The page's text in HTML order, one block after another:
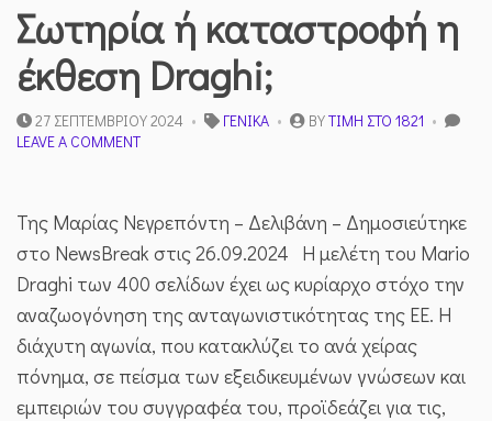
Σωτηρία ή καταστροφή η
έκθεση Draghi;
27 ΣΕΠΤΕΜΒΡΊΟΥ 2024 ΓΕΝΙΚΆ BYΤΙΜΉ ΣΤΟ 1821
LEAVE A COMMENTON
Έ
ΚΘΕΣΗ D
RAGHI;
Της Μαρίας Νεγρεπόντη – Δελιβάνη – Δημοσιεύτηκε
στο NewsBreak στις 26.09.2024 Η μελέτη του Mario
Draghi των 400 σελίδων έχει ως κυρίαρχο στόχο την
αναζωογόνηση της ανταγωνιστικότητας της ΕΕ. Η
διάχυτη αγωνία, που κατακλύζει το ανά χείρας
πόνημα, σε πείσμα των εξειδικευμένων γνώσεων και
εμπειριών του συγγραφέα του, προϊδεάζει για τις,